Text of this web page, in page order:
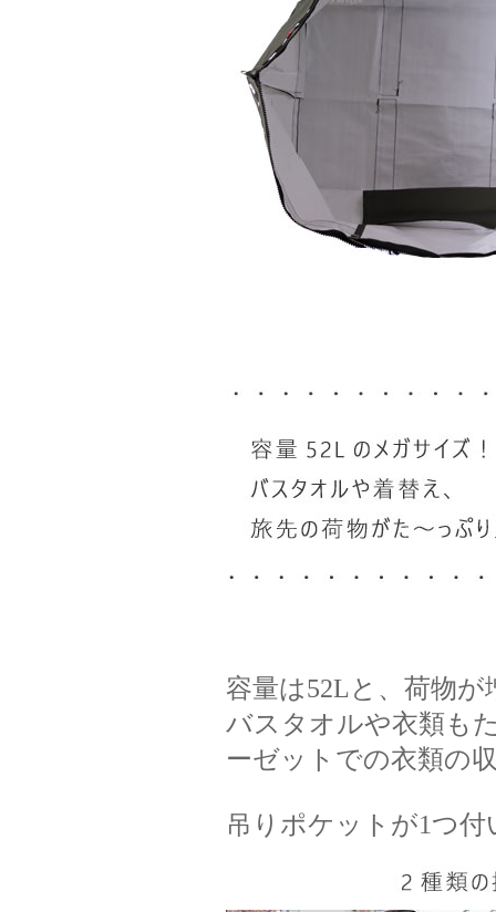
容量は52Lと、荷物
バスタオルや衣類も
ーゼットでの衣類の
吊りポケットが1つ